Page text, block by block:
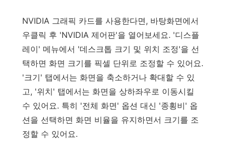
NVIDIA 그래픽 카드를 사용한다면, 바탕화면에서
우클릭 후 'NVIDIA 제어판'을 열어보세요. '디스플
레이' 메뉴에서 '데스크톱 크기 및 위치 조정'을 선
택하면 화면 크기를 픽셀 단위로 조정할 수 있어요.
'크기' 탭에서는 화면을 축소하거나 확대할 수 있
고, '위치' 탭에서는 화면을 상하좌우로 이동시킬
수 있어요. 특히 '전체 화면' 옵션 대신 '종횡비' 옵
션을 선택하면 화면 비율을 유지하면서 크기를 조
정할 수 있어요.